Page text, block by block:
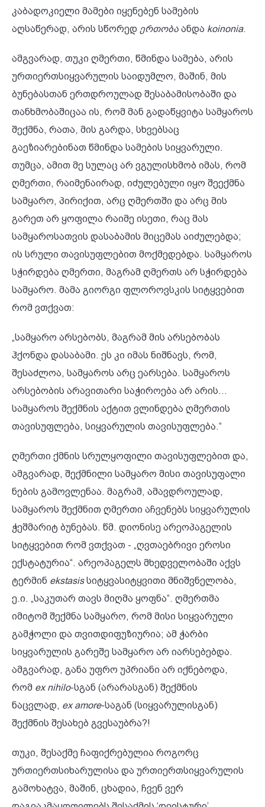
კაბადოკიელი მამები იყენებენ სამების
აღსაწერად, არის სწორედ ერთობა ანდა koinonia.
ამგვარად, თუკი ღმერთი, წმინდა სამება, არის
ურთიერთსიყვარულის საიდუმლო, მაშინ, მის
ბუნებასთან ერთდროულად შესაბამისობაში და
თანხმობაშიცაა ის, რომ მან გადაწყვიტა სამყაროს
შექმნა, რათა, მის გარდა, სხვებსაც
გაეზიარებინათ წმინდა სამების სიყვარული.
თუმცა, ამით მე სულაც არ ვგულისხმობ იმას, რომ
ღმერთი, რაიმენაირად, იძულებული იყო შეექმნა
სამყარო, პირიქით, არც ღმერთში და არც მის
გარეთ არ ყოფილა რაიმე ისეთი, რაც მას
სამყაროსათვის დასაბამის მიცემას აიძულებდა;
ის სრული თავისუფლებით მოქმედებდა. სამყაროს
სჭირდება ღმერთი, მაგრამ ღმერთს არ სჭირდება
სამყარო. მამა გიორგი ფლოროვსკის სიტყვებით
რომ ვთქვათ:
„სამყარო არსებობს, მაგრამ მის არსებობას
ჰქონდა დასაბამი. ეს კი იმას ნიშნავს, რომ,
შესაძლოა, სამყაროს არც ეარსება. სამყაროს
არსებობის არავითარი საჭიროება არ არის...
სამყაროს შექმნის აქტით ვლინდება ღმერთის
თავისუფლება, სიყვარულის თავისუფლება.“
ღმერთი ქმნის სრულყოფილი თავისუფლებით და,
ამგვარად, შექმნილი სამყარო მისი თავისუფალი
ნების გამოვლენაა. მაგრამ, ამავდროულად,
სამყაროს შექმნით ღმერთი აჩვენებს სიყვარულის
ჭეშმარიტ ბუნებას. წმ. დიონისე არეოპაგელის
სიტყვებით რომ ვთქვათ - „ღვთაებრივი ეროსი
ექსტატურია“. არეოპაგელს მხედველობაში აქვს
ტერმინ ekstasisსიტყვასიტყვითი მნიშვნელობა,
ე.ი. „საკუთარ თავს მიღმა ყოფნა“. ღმერთმა
იმიტომ შექმნა სამყარო, რომ მისი სიყვარული
გამჭოლი და თვითდიფუზიურია; ამ ჭარბი
სიყვარულის გარეშე სამყარო არ იარსებებდა.
ამგვარად, განა უფრო უპრიანი არ იქნებოდა,
რომ ex nihilo-სგან (არარასგან) შექმნის
ნაცვლად, ex amore-საგან (სიყვარულისგან)
შექმნის შესახებ გვესაუბრა?!
თუკი, შესაქმე ჩაფიქრებულია როგორც
ურთიერთსიხარულისა და ურთიერთსიყვარულის
გამოხატვა, მაშინ, ცხადია, ჩვენ ვერ